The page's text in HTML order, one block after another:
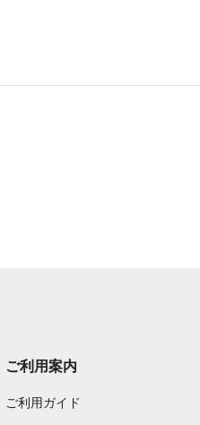
ご利用案内
ご利用ガイド